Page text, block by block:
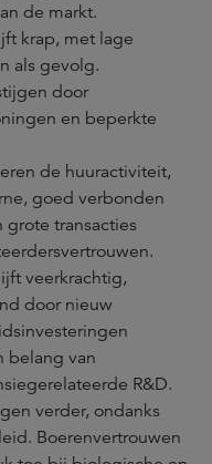
de markt.
krap, met lage
als gevolg.
door
en beperkte
de huuractiviteit,
goed verbonden
grote transacties
veerkrachtig,
door nieuw
belang van
R&D.
verder, ondanks
Boerenvertrouwen